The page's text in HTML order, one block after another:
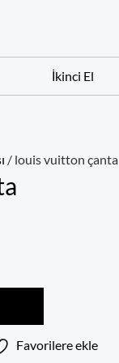
İkinci El
/ louis vuitton çanta
Favorilere ekle